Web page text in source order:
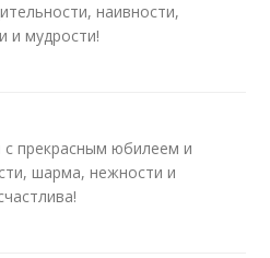
наивности,
и мудрости!
прекрасным юбилеем и
шарма, нежности и